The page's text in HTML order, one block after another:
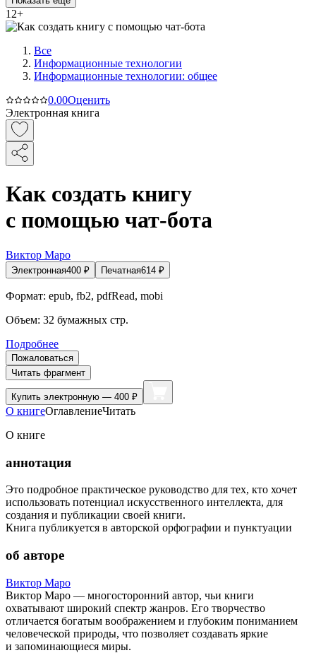
12+
Все
Информационные технологии
Информационные технологии: общее
0.00Оценить
Электронная книга
Как создать книгу
с помощью чат-бота
Виктор Маро
Электронная400 ₽ Печатная614 ₽
Формат: epub, fb2, pdfRead, mobi
Объем: 32 бумажных стр.
Подробнее
Пожаловаться
Читать фрагмент
Купить электронную — 400 ₽
О книгеОглавлениеЧитать
О книге
аннотация
Это подробное практическое руководство для тех, кто хочет
использовать потенциал искусственного интеллекта, для
создания и публикации своей книги.
Книга публикуется в авторской орфографии и пунктуации
об авторе
Виктор Маро
Виктор Маро — многосторонний автор, чьи книги
охватывают широкий спектр жанров. Его творчество
отличается богатым воображением и глубоким пониманием
человеческой природы, что позволяет создавать яркие
и запоминающиеся миры.